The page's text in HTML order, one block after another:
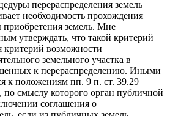
перераспределения земель
необходимость прохождения
земель. Мне
утверждать, что такой критерий
критерий возможности
земельного участка в
к перераспределению. Иными
к положениям пп. 9 п. ст. 39.29
по смыслу которого орган публичной
соглашения о